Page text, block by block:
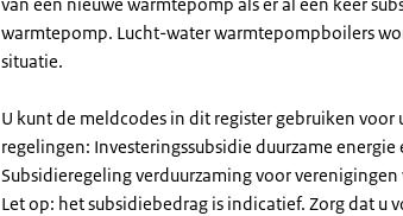
warmtepomp. Lucht-water warmtepompboilers
situatie.
U kunt de meldcodes in dit register gebruiken voor
regelingen: Investeringssubsidie duurzame energie
Subsidieregeling verduurzaming voor verenigingen
Let op: het subsidiebedrag is indicatief. Zorg dat u